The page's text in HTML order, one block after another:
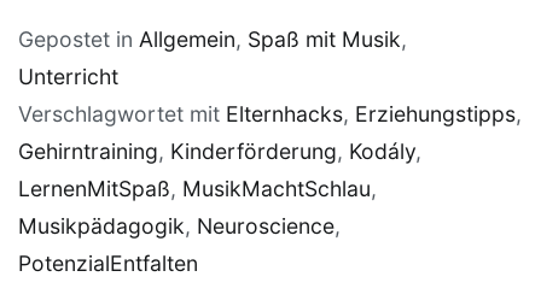
Gepostet in Allgemein, Spaß mit Musik,
Unterricht
Verschlagwortet mit Elternhacks, Erziehungstipps,
Gehirntraining, Kinderförderung, Kodály,
LernenMitSpaß, MusikMachtSchlau,
Musikpädagogik, Neuroscience,
PotenzialEntfalten